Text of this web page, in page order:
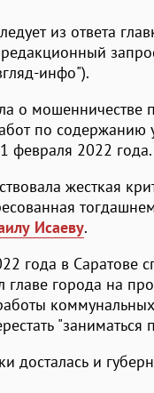
из ответа
инфо").
о мошенничестве
по содержанию
февраля 2022 года.
жесткая
Исаеву.
года в Саратове
главе города на
"заниматься
досталась и